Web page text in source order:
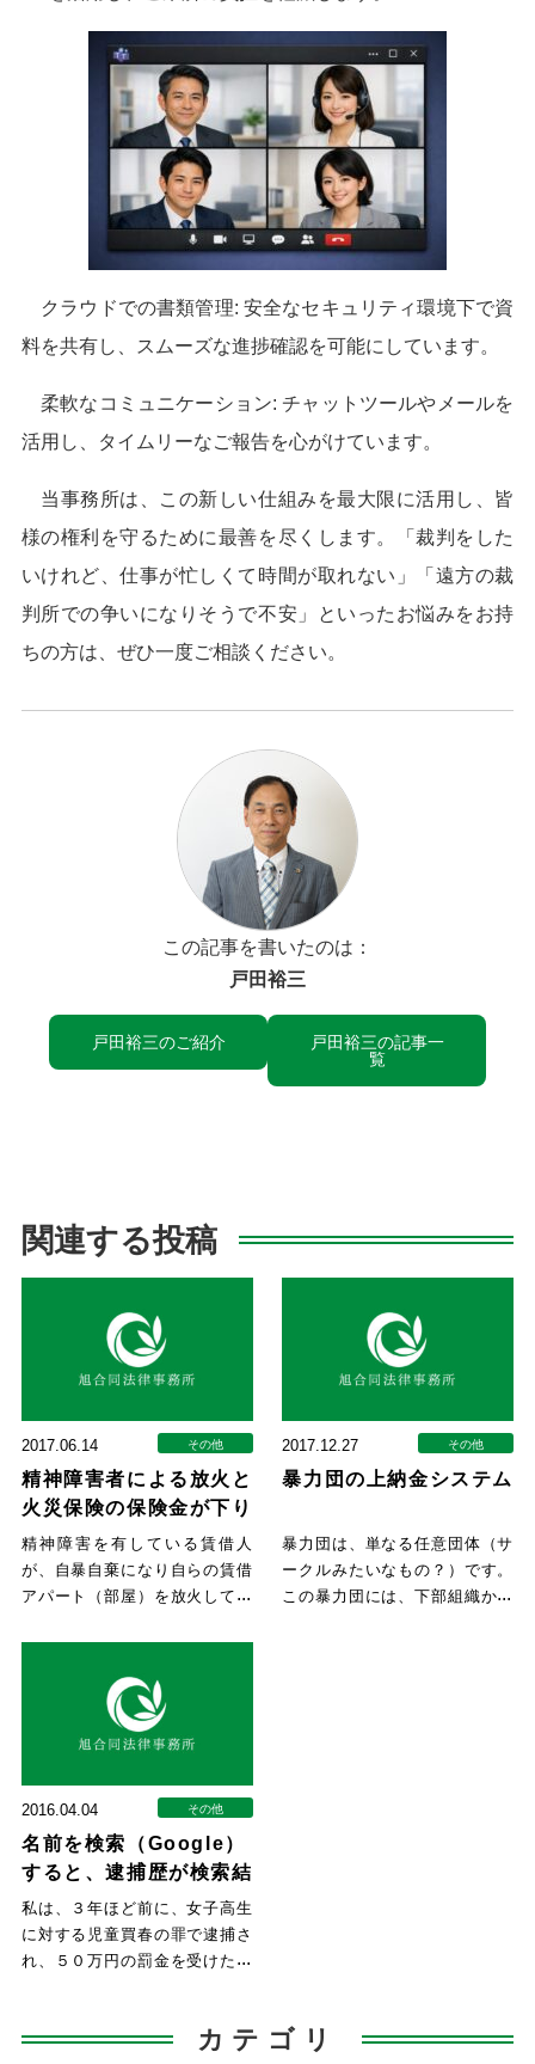
クラウドでの書類管理: 安全なセキュリティ環境下で資
料を共有し、スムーズな進捗確認を可能にしています。
柔軟なコミュニケーション: チャットツールやメールを
活用し、タイムリーなご報告を心がけています。
当事務所は、この新しい仕組みを最大限に活用し、皆
様の権利を守るために最善を尽くします。「裁判をした
いけれど、仕事が忙しくて時間が取れない」「遠方の裁
判所での争いになりそうで不安」といったお悩みをお持
ちの方は、ぜひ一度ご相談ください。
この記事を書いたのは：
戸田裕三
戸田裕三のご紹介
戸田裕三の記事一
覧
関連する投稿
2017.06.14 その他
精神障害者による放火と
火災保険の保険金が下り
るか？
精神障害を有している賃借人
が、自暴自棄になり自らの賃借
アパート（部屋）を放火してし
2017.12.27 その他
暴力団の上納金システム
暴力団は、単なる任意団体（サ
ークルみたいなもの？）です。
この暴力団には、下部組織から
2016.04.04 その他
名前を検索（Google）
すると、逮捕歴が検索結
果に表示される
私は、３年ほど前に、女子高生
に対する児童買春の罪で逮捕さ
れ、５０万円の罰金を受けたこ
カテゴリ